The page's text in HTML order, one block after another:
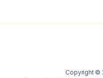
Copyright ©